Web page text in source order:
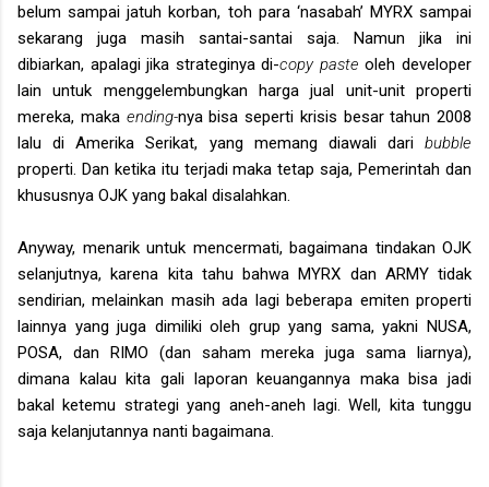
belum sampai jatuh korban, toh para ‘nasabah’ MYRX sampai
sekarang juga masih santai-santai saja. Namun jika ini
dibiarkan, apalagi jika strateginya di­-copy pasteoleh developer
lain untuk menggelembungkan harga jual unit-unit properti
mereka, maka ending-nya bisa seperti krisis besar tahun 2008
lalu di Amerika Serikat, yang memang diawali dari bubble
properti. Dan ketika itu terjadi maka tetap saja, Pemerintah dan
khususnya OJK yang bakal disalahkan.
Anyway, menarik untuk mencermati, bagaimana tindakan OJK
selanjutnya, karena kita tahu bahwa MYRX dan ARMY tidak
sendirian, melainkan masih ada lagi beberapa emiten properti
lainnya yang juga dimiliki oleh grup yang sama, yakni NUSA,
POSA, dan RIMO (dan saham mereka juga sama liarnya),
dimana kalau kita gali laporan keuangannya maka bisa jadi
bakal ketemu strategi yang aneh-aneh lagi. Well, kita tunggu
saja kelanjutannya nanti bagaimana.